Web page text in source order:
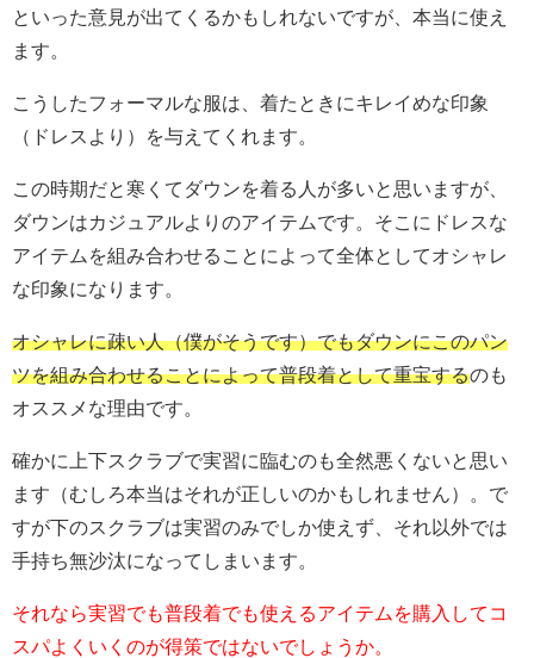
といった意見が出てくるかもしれないですが、本当に使え
ます。
こうしたフォーマルな服は、着たときにキレイめな印象
（ドレスより）を与えてくれます。
この時期だと寒くてダウンを着る人が多いと思いますが、
ダウンはカジュアルよりのアイテムです。そこにドレスな
アイテムを組み合わせることによって全体としてオシャレ
な印象になります。
オシャレに疎い人（僕がそうです）でもダウンにこのパン
ツを組み合わせることによって普段着として重宝するのも
オススメな理由です。
確かに上下スクラブで実習に臨むのも全然悪くないと思い
ます（むしろ本当はそれが正しいのかもしれません）。で
すが下のスクラブは実習のみでしか使えず、それ以外では
手持ち無沙汰になってしまいます。
それなら実習でも普段着でも使えるアイテムを購入してコ
スパよくいくのが得策ではないでしょうか。